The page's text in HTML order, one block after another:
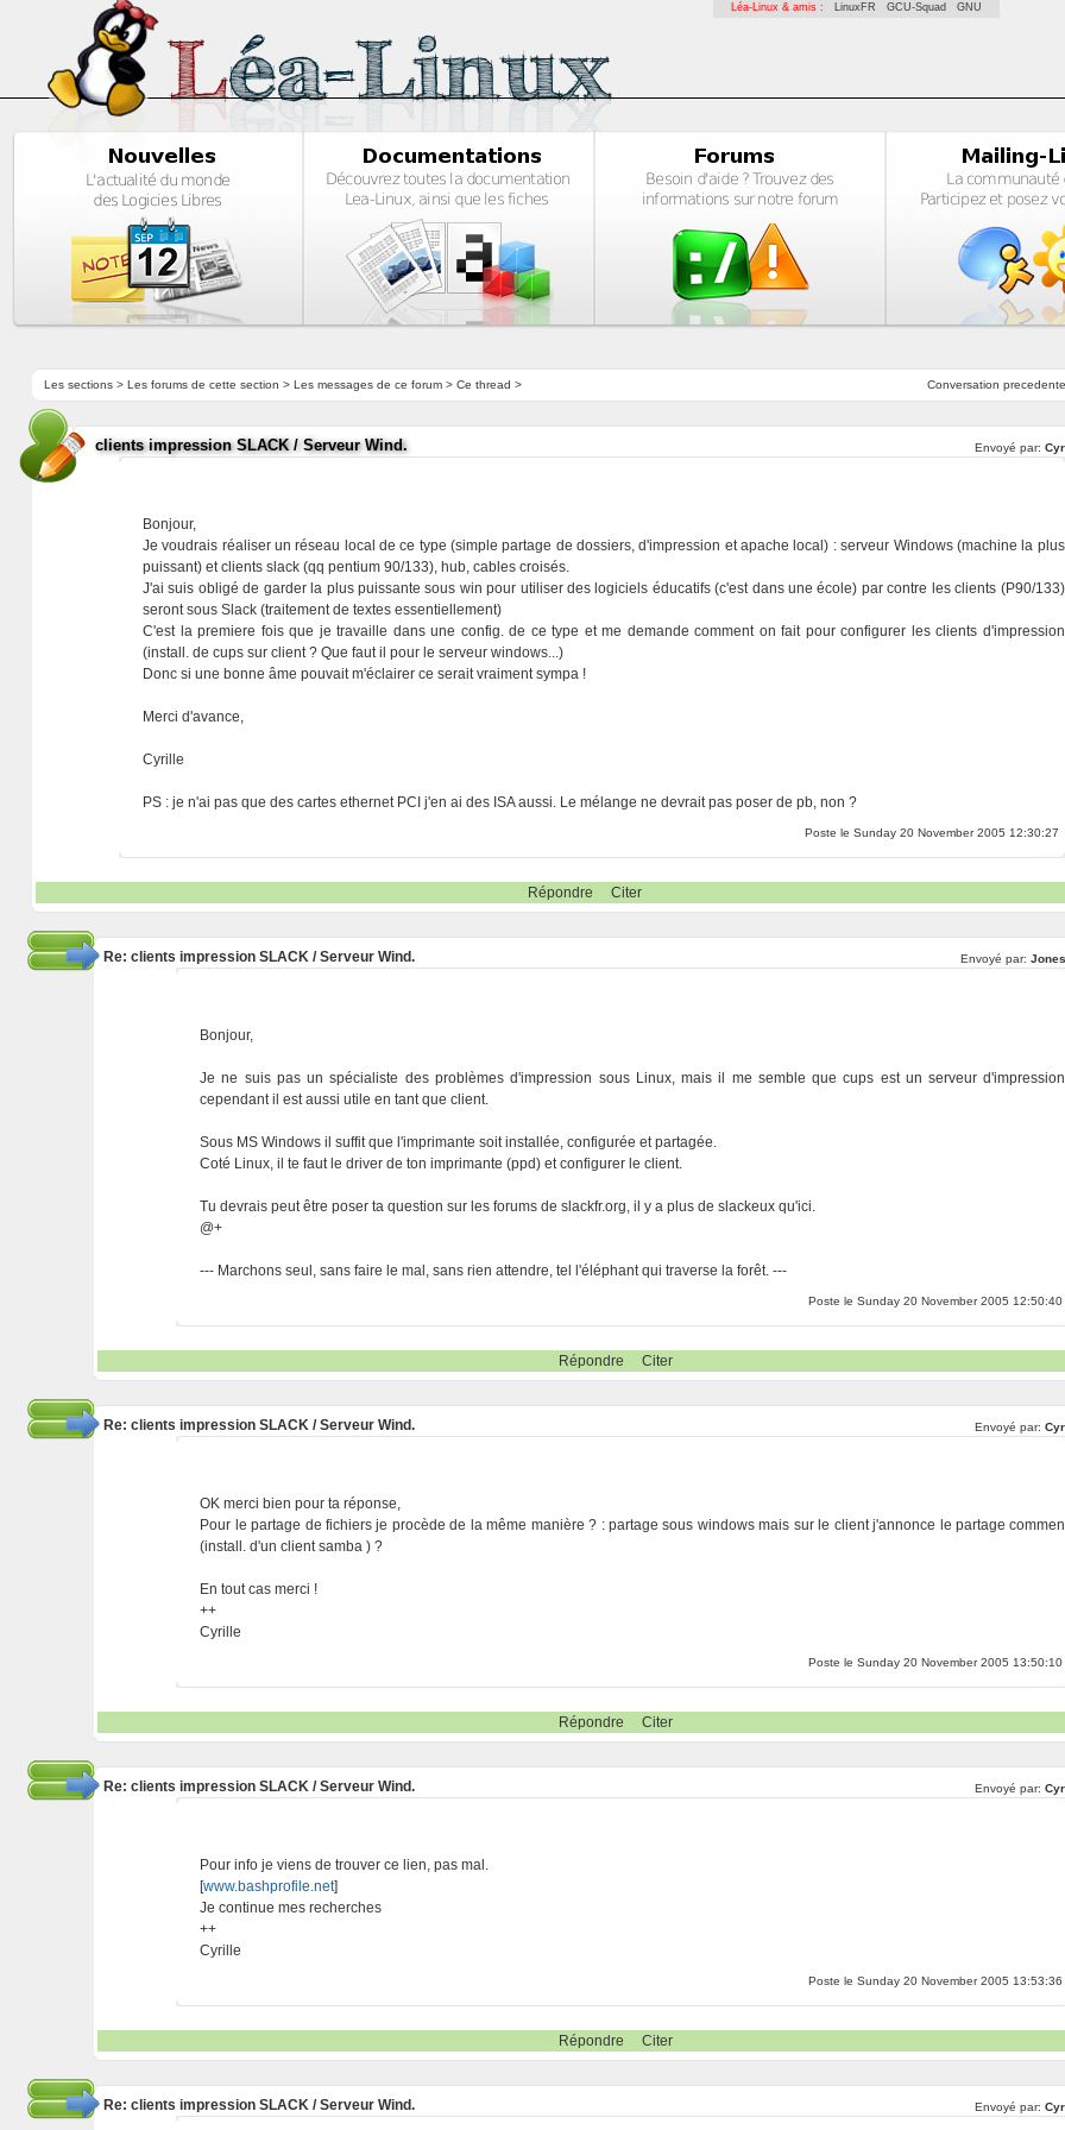
Léa-Linux & amis : LinuxFR GCU-Squad GNU
Conversation precedente
Les sections> Les forums de cette section > Les messages de ce forum> Ce thread >
clients impression SLACK / Serveur Wind. Envoyé par:
Bonjour,
Je voudrais réaliser un réseau local de ce type (simple partage de dossiers, d'impression et apache local) : serveur Windows (machine la plus
puissant) et clients slack (qq pentium 90/133), hub, cables croisés.
J'ai suis obligé de garder la plus puissante sous win pour utiliser des logiciels éducatifs (c'est dans une école) par contre les clients (P90/133)
seront sous Slack (traitement de textes essentiellement)
C'est la premiere fois que je travaille dans une config. de ce type et me demande comment on fait pour configurer les clients d'impression
(install. de cups sur client ? Que faut il pour le serveur windows...)
Donc si une bonne âme pouvait m'éclairer ce serait vraiment sympa !
Merci d'avance,
Cyrille
PS : je n'ai pas que des cartes ethernet PCI j'en ai des ISA aussi. Le mélange ne devrait pas poser de pb, non ?
Poste le Sunday 20 November 2005 12:30:27
Répondre Citer
Re: clients impression SLACK / Serveur Wind. Envoyé par:
Bonjour,
Je ne suis pas un spécialiste des problèmes d'impression sous Linux, mais il me semble que cups est un serveur
cependant il est aussi utile en tant que client.
Sous MS Windows il suffit que l'imprimante soit installée, configurée et partagée.
Coté Linux, il te faut le driver de ton imprimante (ppd) et configurer le client.
Tu devrais peut être poser ta question sur les forums de slackfr.org, il y a plus de slackeux qu'ici.
@+
--- Marchons seul, sans faire le mal, sans rien attendre, tel l'éléphant qui traverse la forêt. ---
Poste le Sunday 20 November 2005 12:50:40
Répondre Citer
Re: clients impression SLACK / Serveur Wind. Envoyé par:
OK merci bien pour ta réponse,
Pour le partage de fichiers je procède de la même manière ? : partage sous windows mais sur le client j'annonce le partage
(install. d'un client samba ) ?
En tout cas merci !
++
Cyrille
Poste le Sunday 20 November 2005 13:50:10
Répondre Citer
Re: clients impression SLACK / Serveur Wind. Envoyé par:
Pour info je viens de trouver ce lien, pas mal.
[www.bashprofile.net]
Je continue mes recherches
++
Cyrille
Poste le Sunday 20 November 2005 13:53:36
Répondre Citer
Re: clients impression SLACK / Serveur Wind. Envoyé par: